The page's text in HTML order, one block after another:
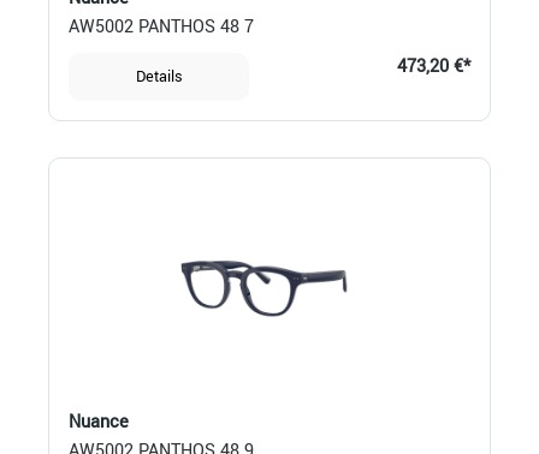
AW5002 PANTHOS 48 7
Details 473,20 €*
Nuance